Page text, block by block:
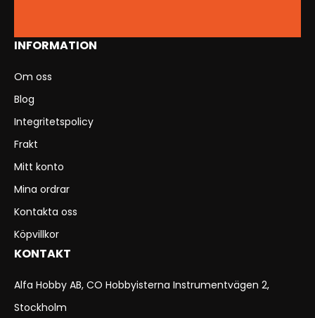
INFORMATION
Om oss
Blog
Integritetspolicy
Frakt
Mitt konto
Mina ordrar
Kontakta oss
Köpvillkor
KONTAKT
Alfa Hobby AB, CO Hobbyisterna Instrumentvägen 2,
Stockholm